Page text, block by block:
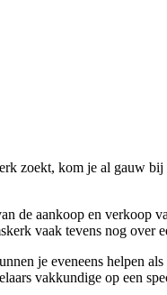
zoekt, kom je al gauw
de aankoop en verkoop
vaak tevens nog over
je eveneens helpen
vakkundige op een